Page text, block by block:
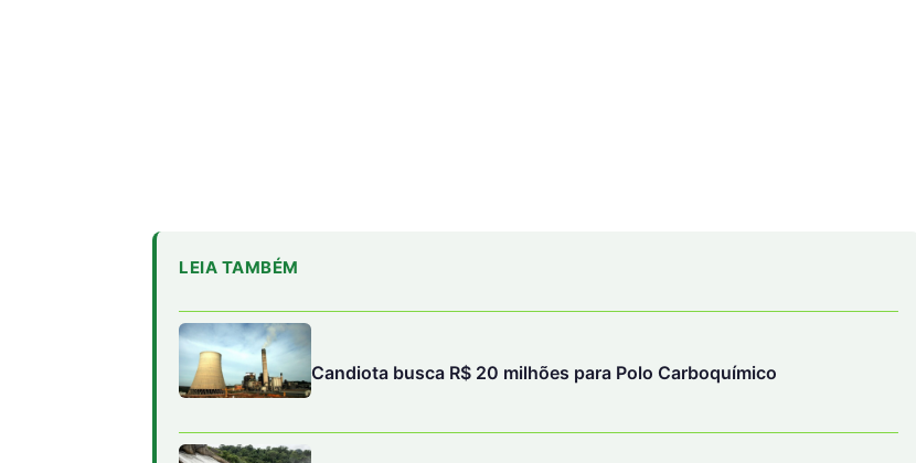
LEIA TAMBÉM
Candiota busca R$ 20 milhões para Polo Carboquímico